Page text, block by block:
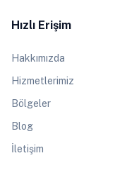
Hızlı Erişim
Hakkımızda
Hizmetlerimiz
Bölgeler
Blog
İletişim